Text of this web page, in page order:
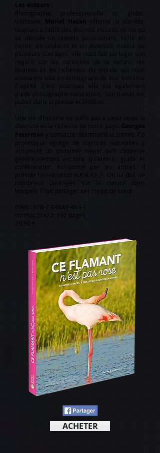
Les auteurs :
Photographe professionnelle et globe-
trotteuse, Muriel Hazan sillonne la planète,
toujours à l’affût des discrets instants de vie où
se dévoile un univers passionnant, riche en
forme, en couleurs et en diversité. Auteur de
plusieurs ouvrages, elle nous fait partager son
regard sur les curiosités de la nature, les
beautés et les richesses du monde qui nous
entourent tout en témoignant de leur extrême
fragilité. C’est pourquoi elle est également
guide photographe-naturaliste. Son travail est
publié dans la presse et l’édition.
Une vie d'homme ne suffit pas à saisir toute la
diversité et la richesse de notre pays. Georges
Feterman
y consacre néanmoins la sienne. Ce
professeur agrégé de sciences naturelles a
accumulé un immense savoir qu'il dispense
généreusement en tant qu'auteur, guide et
conférencier. Passionné par les arbres, il
préside l’association A.R.B.R.E.S. On lui doit de
nombreux ouvrages sur la nature dans
lesquels il fait partager ses coups de cœur.
ISBN : 978-2-84640-463-1
Format 21x27. 192 pages
29,90 €
ACHETER